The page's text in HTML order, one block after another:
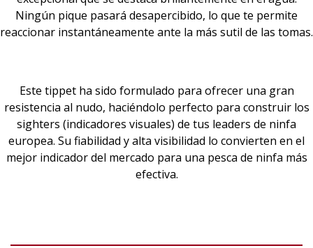
Ningún pique pasará desapercibido, lo que te permite
reaccionar instantáneamente ante la más sutil de las tomas.
Este tippet ha sido formulado para ofrecer una gran
resistencia al nudo, haciéndolo perfecto para construir los
sighters (indicadores visuales) de tus leaders de ninfa
europea. Su fiabilidad y alta visibilidad lo convierten en el
mejor indicador del mercado para una pesca de ninfa más
efectiva.